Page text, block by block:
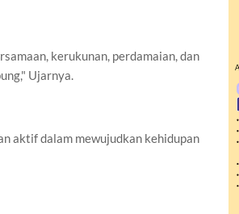
kerukunan, perdamaian, dan
Ujarnya.
aktif dalam mewujudkan kehidupan